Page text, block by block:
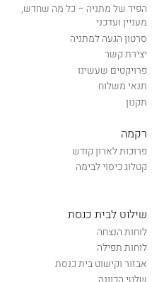
הפיד של מתניה – כל מה שחדש,
מעניין ועדכני
סרטון הגעה למתניה
יצירת קשר
פרויקטים שעשינו
תנאי משלוח
תקנון
רקמה
פרוכות לארון קודש
קטלוג כיסוי לבימה
שילוט לבית כנסת
לוחות הנצחה
לוחות תפילה
אבזור וקישוט בית כנסת